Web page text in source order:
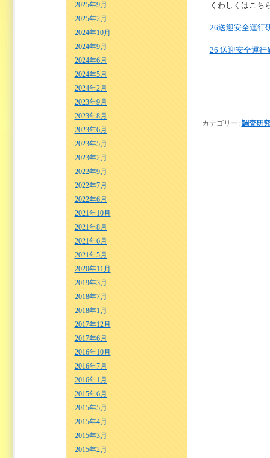
くわしくはこち
26送迎安全運行
26 送迎安全運行
カテゴリー: 調査研
2025年9月
2025年2月
2024年10月
2024年9月
2024年6月
2024年5月
2024年2月
2023年9月
2023年8月
2023年6月
2023年5月
2023年2月
2022年9月
2022年7月
2022年6月
2021年10月
2021年8月
2021年6月
2021年5月
2020年11月
2019年3月
2018年7月
2018年1月
2017年12月
2017年6月
2016年10月
2016年7月
2016年1月
2015年6月
2015年5月
2015年4月
2015年3月
2015年2月